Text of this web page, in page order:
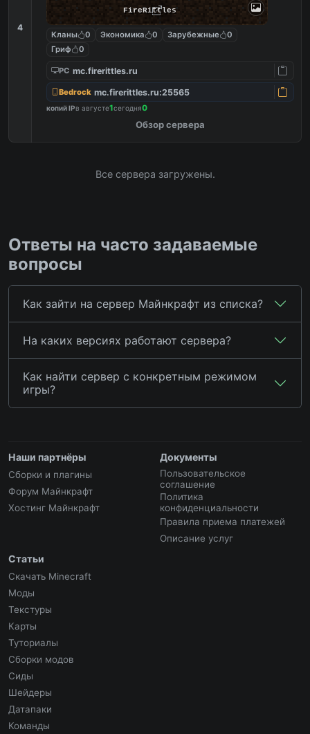
4
FireRittles
Кланы 0 Экономика 0 Зарубежные
0
Гриф
0
PC mc.firerittles.ru
Bedrock mc.firerittles.ru:25565
копий IPв августе1сегодня0
Обзор сервера
Все сервера загружены.
Ответы на часто задаваемые
вопросы
Как зайти на сервер Майнкрафт из списка?
На каких версиях работают сервера?
Как найти сервер с конкретным режимом
игры?
Наши партнёры
Сборки и плагины
Форум Майнкрафт
Хостинг Майнкрафт
Документы
Пользовательское
соглашение
Политика
конфиденциальности
Правила приема платежей
Описание услуг
Статьи
Скачать Minecraft
Моды
Текстуры
Карты
Туториалы
Сборки модов
Сиды
Шейдеры
Датапаки
Команды